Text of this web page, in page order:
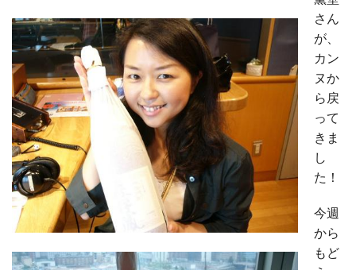
さん
が、
カン
ヌか
ら戻
って
きま
し
た！
今週
から
もど